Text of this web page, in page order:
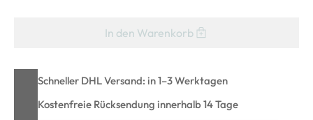
In den Warenkorb
Schneller DHL Versand: in 1–3 Werktagen
Kostenfreie Rücksendung innerhalb 14 Tage